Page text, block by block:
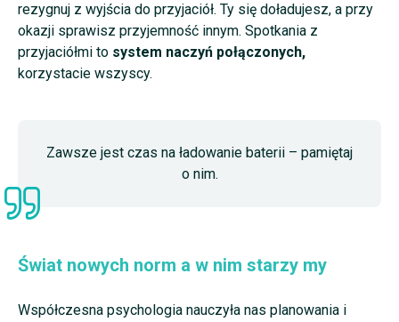
rezygnuj z wyjścia do przyjaciół. Ty się doładujesz, a przy
okazji sprawisz przyjemność innym. Spotkania z
przyjaciółmi to system naczyń połączonych,
korzystacie wszyscy.
Zawsze jest czas na ładowanie baterii – pamiętaj
o nim.
Świat nowych norm a w nim starzy my
Współczesna psychologia nauczyła nas planowania i